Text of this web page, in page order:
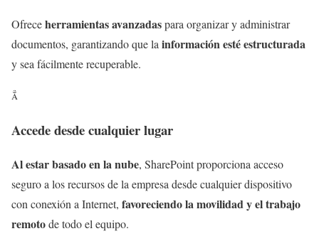
Ofreceherramientas avanzadaspara organizar y administrar
documentos, garantizando que la información esté estructurada
y sea fácilmente recuperable.

Accede desde cualquier lugar
Al estar basado en la nube, SharePoint proporciona acceso
seguro a los recursos de la empresa desde cualquier dispositivo
con conexión a Internet, favoreciendo la movilidad y el trabajo
remotode todo el equipo.